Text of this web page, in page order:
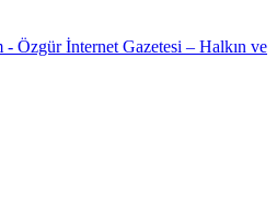
- Özgür İnternet Gazetesi – Halkın ve